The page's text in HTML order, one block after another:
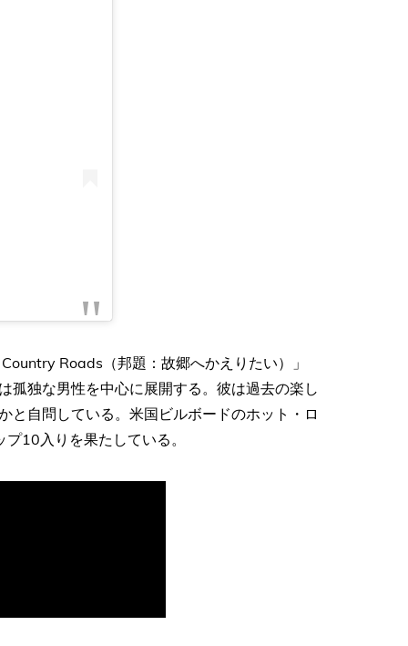
Roads（邦題：故郷へかえりたい）」
孤独な男性を中心に展開する。彼は過去の楽し
と自問している。米国ビルボードのホット・ロ
10入りを果たしている。